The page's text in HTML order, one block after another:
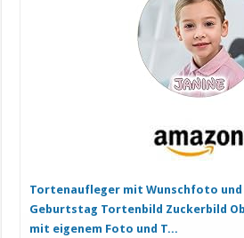
Tortenaufleger mit Wunschfoto und
Geburtstag Tortenbild Zuckerbild
mit eigenem Foto und T...